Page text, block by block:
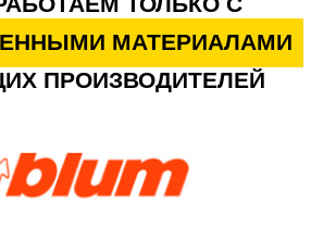
МАТЕРИАЛАМИ
ПРОИЗВОДИТЕЛЕЙ